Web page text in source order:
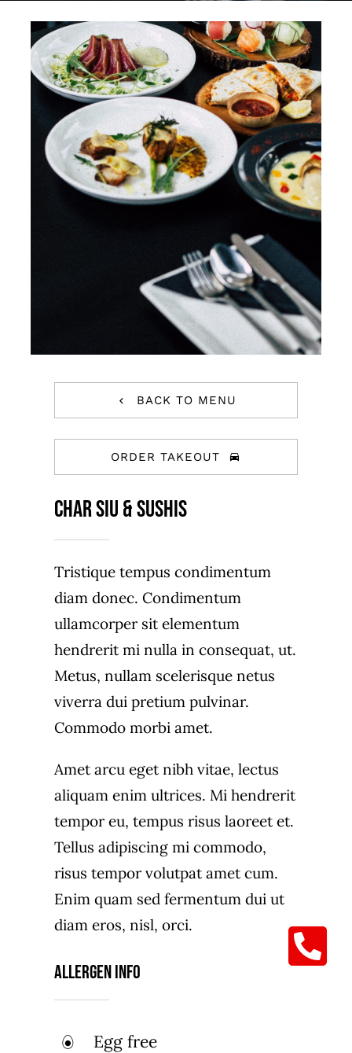
BACK TO MENU
ORDER TAKEOUT
Char Siu & Sushis
Tristique tempus condimentum
diam donec. Condimentum
ullamcorper sit elementum
hendrerit mi nulla in consequat, ut.
Metus, nullam scelerisque netus
viverra dui pretium pulvinar.
Commodo morbi amet.
Amet arcu eget nibh vitae, lectus
aliquam enim ultrices. Mi hendrerit
tempor eu, tempus risus laoreet et.
Tellus adipiscing mi commodo,
risus tempor volutpat amet cum.
Enim quam sed fermentum dui ut
diam eros, nisl, orci.
Allergen Info
Egg free